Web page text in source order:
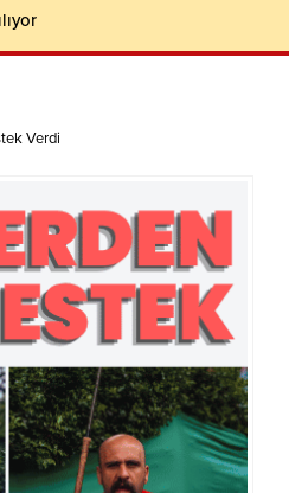
Verdi